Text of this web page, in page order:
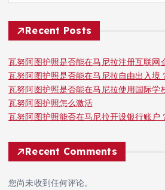
Recent Posts
瓦努阿图护照是否能在马尼拉注册互联网
瓦努阿图护照是否能在马尼拉自由出入境
瓦努阿图护照是否能在马尼拉使用国际学
瓦努阿图护照怎么激活
瓦努阿图护照能否在马尼拉开设银行账户
Recent Comments
您尚未收到任何评论。